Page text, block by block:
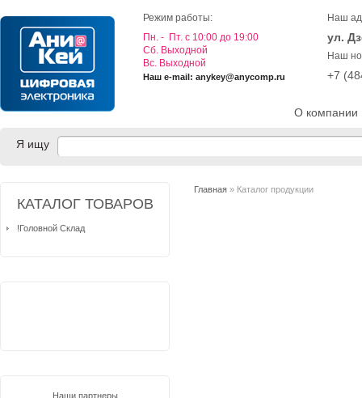
О компании
Режим работы:
Пн. - Пт. с 10:00 до 19:00
Cб. Выходной
Вс. Выходной
Наш e-mail: anykey@anycomp.ru
Наш
ул.
Наш
+7
Я ищу
Главная » Каталог продукции
КАТАЛОГ ТОВАРОВ
!Головной Склад
Наши партнеры